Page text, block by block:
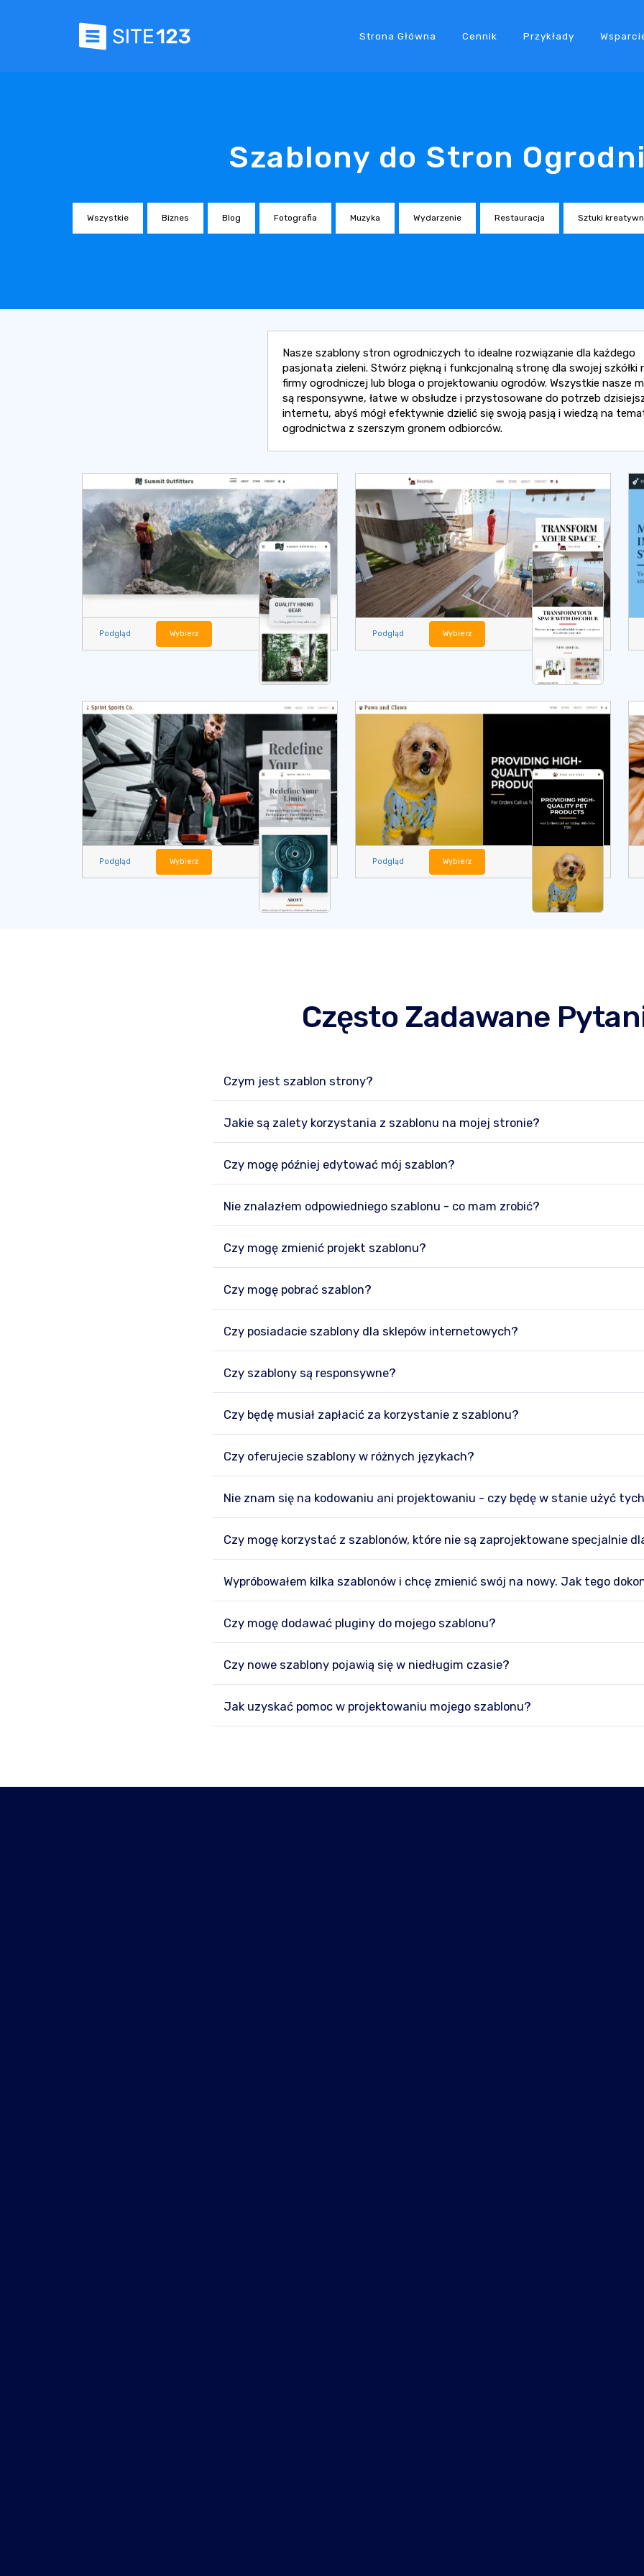
Strona Główna Cennik Przykłady
Szablony do Stron
Wszystkie Biznes Blog Fotografia Muzyka Wydarzenie Restauracja Sztuki
Nasze szablony stron ogrodniczych to idealne rozwiązanie dla każdego
pasjonata zieleni. Stwórz piękną i funkcjonalną stronę dla swojej szkółki
firmy ogrodniczej lub bloga o projektowaniu ogrodów. Wszystkie nasze
są responsywne, łatwe w obsłudze i przystosowane do potrzeb
internetu, abyś mógł efektywnie dzielić się swoją pasją i wiedzą na
ogrodnictwa z szerszym gronem odbiorców.
Podgląd Wybierz Podgląd Wybierz
Podgląd Wybierz Podgląd Wybierz
Często Zadawane
Czym jest szablon strony?
Jakie są zalety korzystania z szablonu na mojej stronie?
Czy mogę później edytować mój szablon?
Nie znalazłem odpowiedniego szablonu - co mam zrobić?
Czy mogę zmienić projekt szablonu?
Czy mogę pobrać szablon?
Czy posiadacie szablony dla sklepów internetowych?
Czy szablony są responsywne?
Czy będę musiał zapłacić za korzystanie z szablonu?
Czy oferujecie szablony w różnych językach?
Nie znam się na kodowaniu ani projektowaniu - czy będę w stanie użyć
Czy mogę korzystać z szablonów, które nie są zaprojektowane specjalnie
Wypróbowałem kilka szablonów i chcę zmienić swój na nowy. Jak tego
Czy mogę dodawać pluginy do mojego szablonu?
Czy nowe szablony pojawią się w niedługim czasie?
Jak uzyskać pomoc w projektowaniu mojego szablonu?